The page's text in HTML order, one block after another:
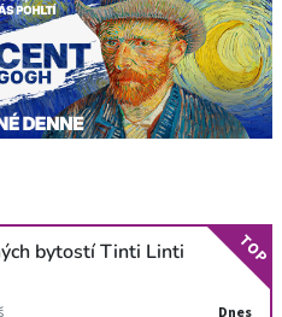
bytostí Tinti Linti
Dnes
TOP